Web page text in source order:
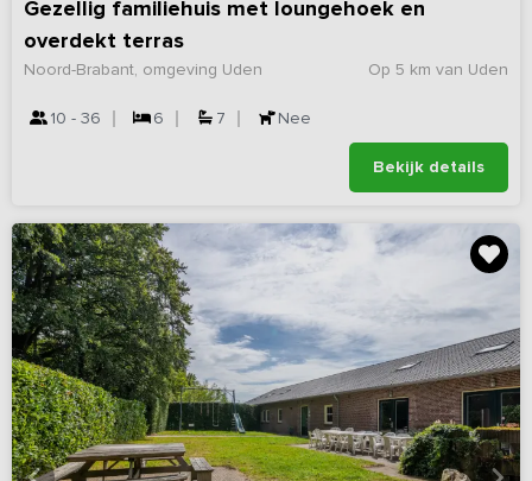
Gezellig familiehuis met loungehoek en
overdekt terras
Op 5 km van Uden
Noord-Brabant, omgeving Uden
10 - 36 6 7 Nee
Bekijk details